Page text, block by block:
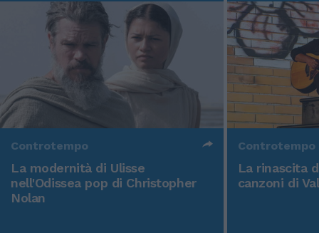
Controtempo
La modernità di Ulisse
nell'Odissea pop di Christopher
Nolan
Controtempo
La rinascita
canzoni di